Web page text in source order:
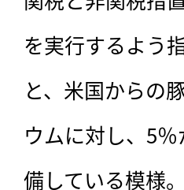
を実行するよう
と、米国からの
ウムに対し、5
備している模様